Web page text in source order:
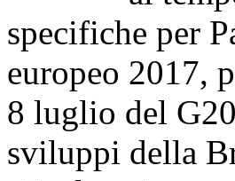
specifiche per
europeo 2017,
8 luglio del
sviluppi della